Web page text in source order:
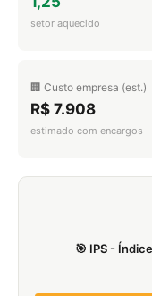
setor aquecido
🏢 Custo empresa (est.)
R$ 7.908
estimado com encargos
🎯 IPS -